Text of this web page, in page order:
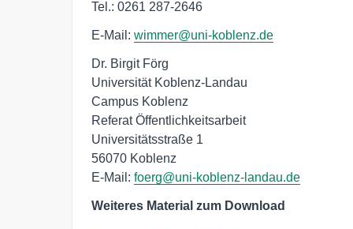
Tel.: 0261 287-2646
E-Mail: wimmer@uni-koblenz.de
Dr. Birgit Förg
Universität Koblenz-Landau
Campus Koblenz
Referat Öffentlichkeitsarbeit
Universitätsstraße 1
56070 Koblenz
E-Mail: foerg@uni-koblenz-landau.de
Weiteres Material zum Download